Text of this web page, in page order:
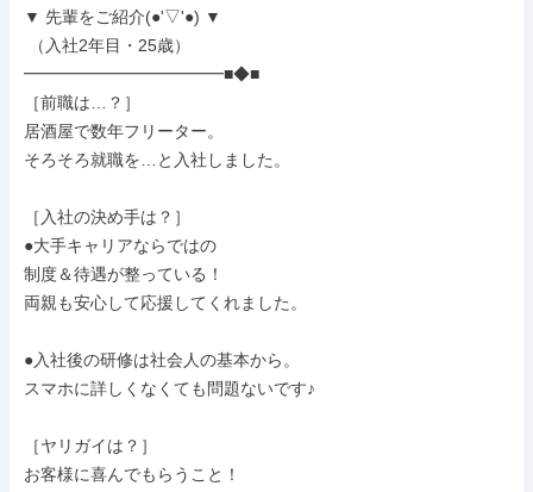
▼ 先輩をご紹介(●'▽'●) ▼
━━━━━━━━━━━━■◆■
［前職は…？］
居酒屋で数年フリーター。
そろそろ就職を…と入社しました。
［入社の決め手は？］
●大手キャリアならではの
制度＆待遇が整っている！
両親も安心して応援してくれました。
●入社後の研修は社会人の基本から。
スマホに詳しくなくても問題ないです♪
［ヤリガイは？］
お客様に喜んでもらうこと！